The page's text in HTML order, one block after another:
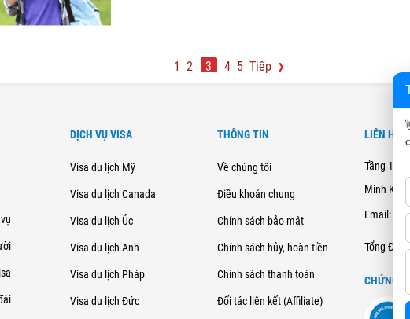
1 2 3 4 5 Tiếp
DỊCH VỤ VISA
Visa du lịch Mỹ
Visa du lịch Canada
Visa du lịch Úc
Visa du lịch Anh
Visa du lịch Pháp
Visa du lịch Đức
THÔNG TIN
Về chúng tôi
Điều khoản chung
Chính sách bảo mật
Chính sách hủy, hoàn tiền
Chính sách thanh toán
Đối tác liên kết (Affiliate)
LIÊN HỆ
Tầng 12B,
Minh
Email:
Tổng Đài
CHỨNG